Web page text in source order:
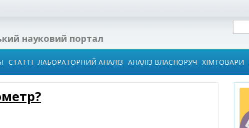
науковий портал
СТАТТІ ЛАБОРАТОРНИЙ АНАЛІЗ АНАЛІЗ ВЛАСНОРУЧ ХІМТОВАРИ